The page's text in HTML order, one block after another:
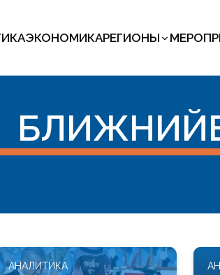
ЭКОНОМИКАРЕГИОНЫ
АНАЛИТИКА